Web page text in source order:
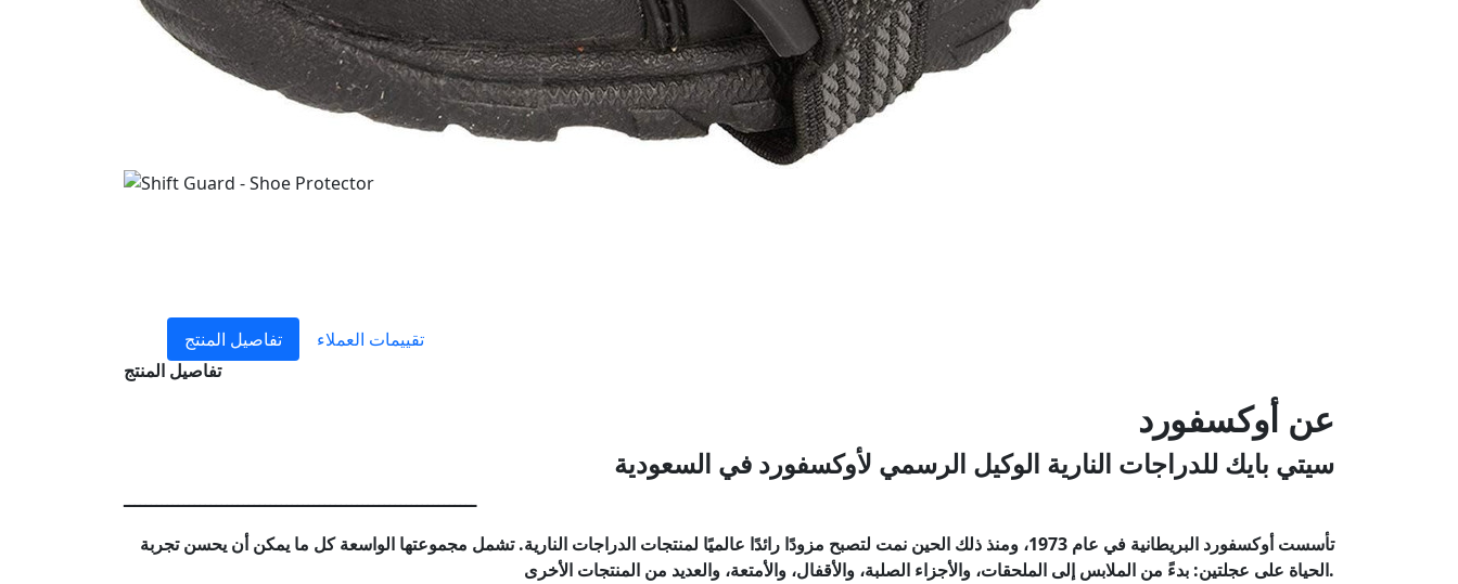
تفاصيل المنتج
تقييمات العملاء
تفاصيل المنتج
عن أوكسفورد
سيتي بايك للدراجات النارية الوكيل الرسمي لأوكسفورد في السعودية
ـــــــــــــــــــــــــــــــــــــــــــــــــــــــــــــــــ
تأسست أوكسفورد البريطانية في عام 1973، ومنذ ذلك الحين نمت لتصبح مزودًا رائدًا عالميًا لمنتجات الدراجات النارية. تشمل مجموعتها الواسعة كل ما يمكن أن يحسن تجربة
الحياة على عجلتين: بدءً من الملابس إلى الملحقات، والأجزاء الصلبة، والأقفال، والأمتعة، والعديد من المنتجات الأخرى.